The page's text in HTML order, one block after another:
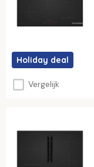
Holiday deal
Vergelijk